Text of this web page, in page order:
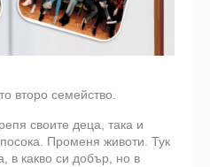
второ семейство.
своите деца, така и
Променя животи. Тук
в какво си добър, но в